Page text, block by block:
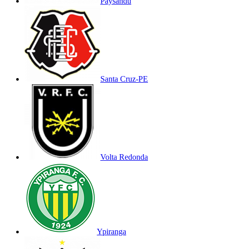
Santa Cruz-PE
Volta Redonda
Ypiranga